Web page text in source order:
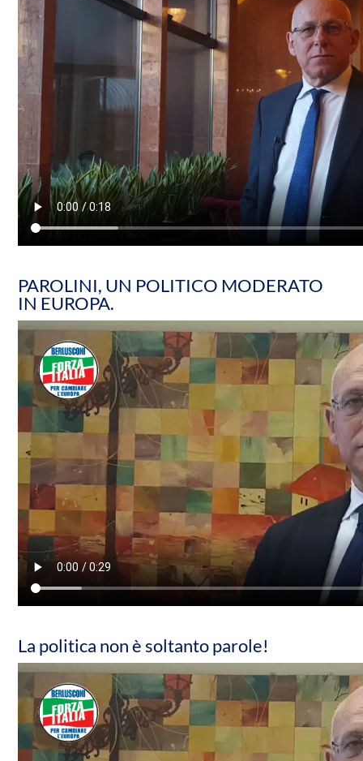
PAROLINI, UN POLITICO MODERATO
IN EUROPA.
La politica non è soltanto parole!